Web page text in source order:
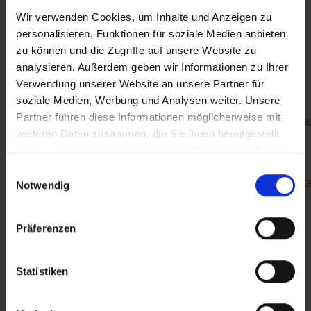
Wir verwenden Cookies, um Inhalte und Anzeigen zu
personalisieren, Funktionen für soziale Medien anbieten
zu können und die Zugriffe auf unsere Website zu
analysieren. Außerdem geben wir Informationen zu Ihrer
Verwendung unserer Website an unsere Partner für
soziale Medien, Werbung und Analysen weiter. Unsere
Partner führen diese Informationen möglicherweise mit
weiteren Daten zusammen, die Sie ihnen bereitgestellt
haben oder die sie im Rahmen Ihrer Nutzung der Dienste
Notwendig
Präferenzen
Statistiken
psychischer, physischer und sexualisierter Gewalt
geworden sind. Bund und Länder finanzieren die
Ansprechstelle gemeinsam. Darauf aufbauend soll ein
„Zentrum Safe Sport“ entstehen.
Ansprechpartner*innen beim LSB Sachsen-Anhalt
finden Betroffene hier:https://www.lsb-sachsen-
anhalt.de/landessportjugend/handlungsfelder/
und-gegen-sexualisierte-gewalt-im-sport
https://www.lsb.nrw/fileadmin/global/media/